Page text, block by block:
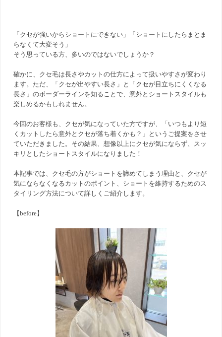
「クセが強いからショートにできない」「ショートにしたらまとま
らなくて大変そう」
そう思っている方、多いのではないでしょうか？
確かに、クセ毛は長さやカットの仕方によって扱いやすさが変わり
ます。ただ、「クセが出やすい長さ」と「クセが目立ちにくくなる
長さ」のボーダーラインを知ることで、意外とショートスタイルも
楽しめるかもしれません。
今回のお客様も、クセが気になっていた方ですが、「いつもより短
くカットしたら意外とクセが落ち着くかも？」というご提案をさせ
ていただきました。その結果、想像以上にクセが気にならず、スッ
キリとしたショートスタイルになりました！
本記事では、クセ毛の方がショートを諦めてしまう理由と、クセが
気にならなくなるカットのポイント、ショートを維持するためのス
タイリング方法について詳しくご紹介します。
【before】